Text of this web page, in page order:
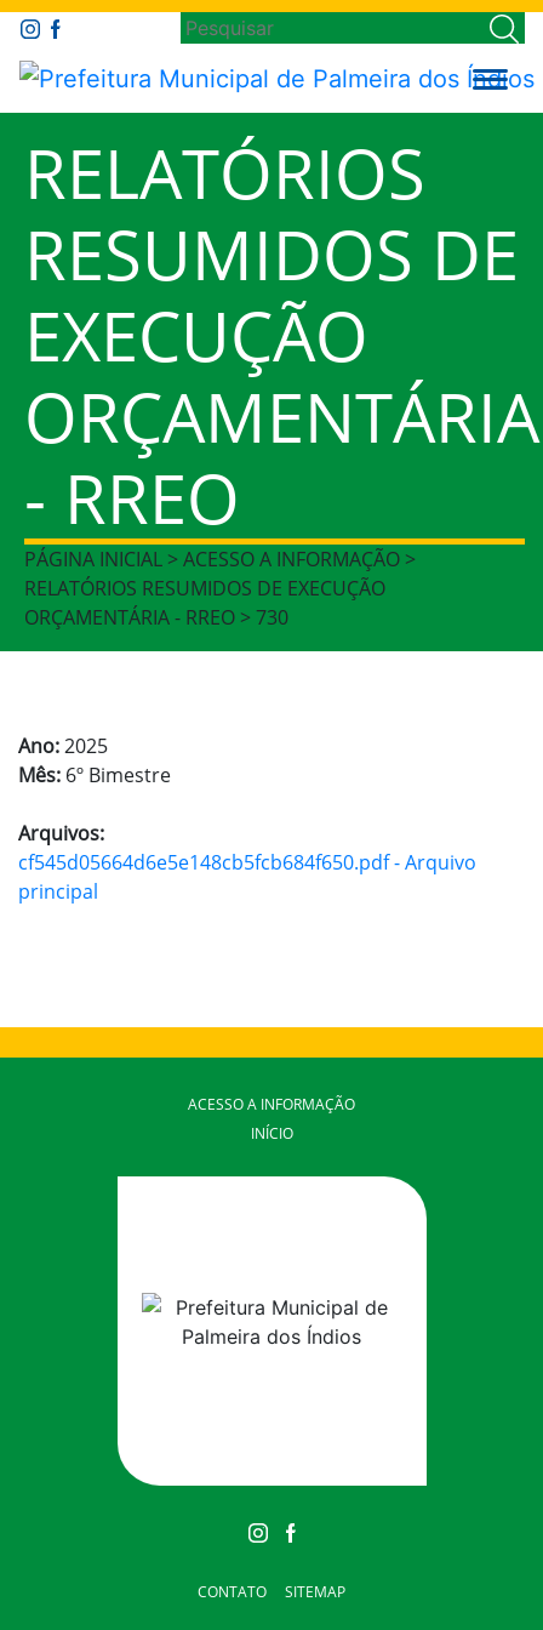
RELATÓRIOS
RESUMIDOS DE
EXECUÇÃO
ORÇAMENTÁRIA
- RREO
PÁGINA INICIAL > ACESSO A INFORMAÇÃO >
RELATÓRIOS RESUMIDOS DE EXECUÇÃO
ORÇAMENTÁRIA - RREO > 730
Ano:2025
Mês: 6º Bimestre
Arquivos:
cf545d05664d6e5e148cb5fcb684f650.pdf - Arquivo
principal
ACESSO A INFORMAÇÃO
INÍCIO
CONTATO SITEMAP